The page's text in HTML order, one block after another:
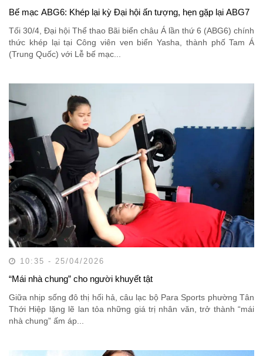
Bế mạc ABG6: Khép lại kỳ Đại hội ấn tượng, hẹn gặp lại ABG7
Tối 30/4, Đại hội Thể thao Bãi biển châu Á lần thứ 6 (ABG6) chính
thức khép lại tại Công viên ven biển Yasha, thành phố Tam Á
(Trung Quốc) với Lễ bế mạc...
10:35 - 25/04/2026
“Mái nhà chung” cho người khuyết tật
Giữa nhịp sống đô thị hối hả, câu lạc bộ Para Sports phường Tân
Thới Hiệp lặng lẽ lan tỏa những giá trị nhân văn, trở thành “mái
nhà chung” ấm áp...